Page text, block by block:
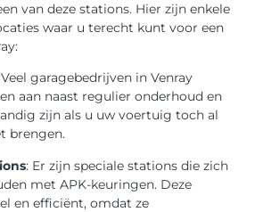
van deze stations. Hier zijn enkele
waar u terecht kunt voor een
Veel garagebedrijven in Venray
aan naast regulier onderhoud en
zijn als u uw voertuig toch al
brengen.
: Er zijn speciale stations die zich
met APK-keuringen. Deze
en efficiënt, omdat ze